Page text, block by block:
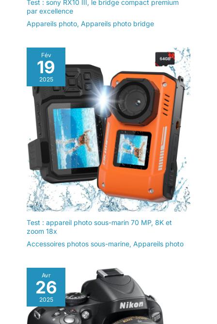
Test : sony RX10 III, le bridge compact premium
par excellence
Appareils photo, Appareils photo bridge
Fév
19
2025
Test : appareil photo sous-marin 70 MP, 8K et
zoom 18x
Accessoires photos sous-marine, Appareils photo
Avr
26
2025